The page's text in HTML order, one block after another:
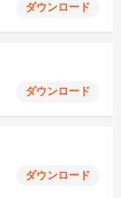
ダウンロード
ダウンロード
ダウンロード